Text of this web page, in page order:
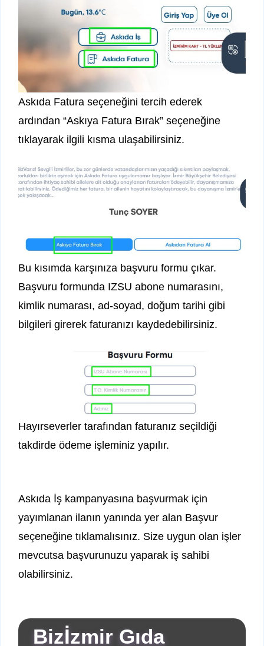
Askıda Fatura seçeneğini tercih ederek
ardından “Askıya Fatura Bırak” seçeneğine
tıklayarak ilgili kısma ulaşabilirsiniz.
Bu kısımda karşınıza başvuru formu çıkar.
Başvuru formunda IZSU abone numarasını,
kimlik numarası, ad-soyad, doğum tarihi gibi
bilgileri girerek faturanızı kaydedebilirsiniz.
Hayırseverler tarafından faturanız seçildiği
takdirde ödeme işleminiz yapılır.
Askıda İş kampanyasına başvurmak için
yayımlanan ilanın yanında yer alan Başvur
seçeneğine tıklamalısınız. Size uygun olan işler
mevcutsa başvurunuzu yaparak iş sahibi
olabilirsiniz.
Bizİzmir Gıda